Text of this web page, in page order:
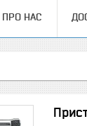
ПРО НАС